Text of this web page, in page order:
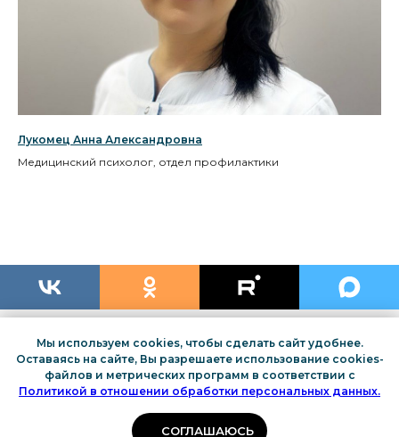
Лукомец Анна Александровна
Медицинский психолог, отдел профилактики
Мы используем cookies, чтобы сделать сайт удобнее.
Оставаясь на сайте, Вы разрешаете использование cookies-
файлов и метрических программ в соответствии с
Политикой в отношении обработки персональных данных.
СОГЛАШАЮСЬ